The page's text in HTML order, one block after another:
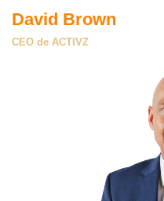
David Brown
CEO de ACTIVZ